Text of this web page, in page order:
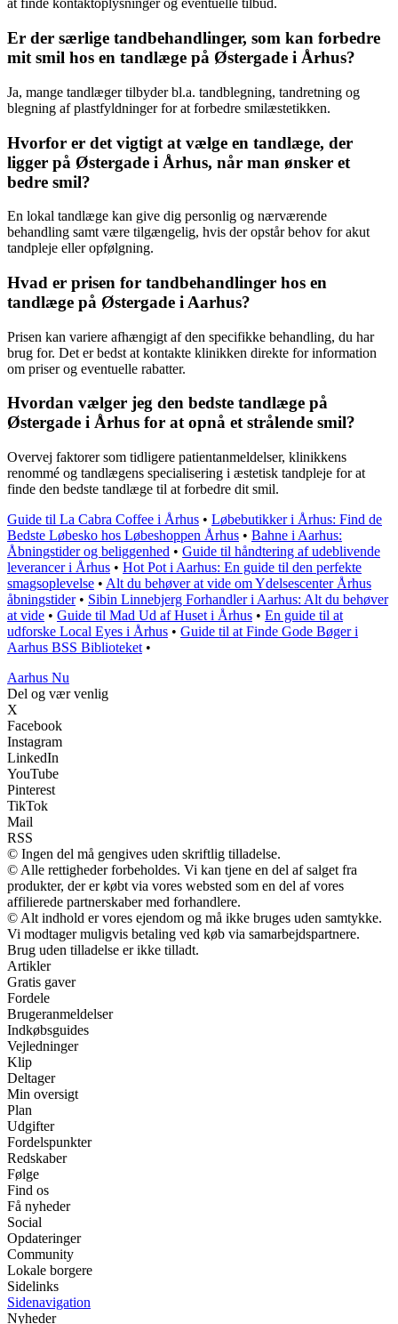
at finde kontaktoplysninger og eventuelle tilbud.
Er der særlige tandbehandlinger, som kan forbedre
mit smil hos en tandlæge på Østergade i Århus?
Ja, mange tandlæger tilbyder bl.a. tandblegning, tandretning og
blegning af plastfyldninger for at forbedre smilæstetikken.
Hvorfor er det vigtigt at vælge en tandlæge, der
ligger på Østergade i Århus, når man ønsker et
bedre smil?
En lokal tandlæge kan give dig personlig og nærværende
behandling samt være tilgængelig, hvis der opstår behov for akut
tandpleje eller opfølgning.
Hvad er prisen for tandbehandlinger hos en
tandlæge på Østergade i Aarhus?
Prisen kan variere afhængigt af den specifikke behandling, du har
brug for. Det er bedst at kontakte klinikken direkte for information
om priser og eventuelle rabatter.
Hvordan vælger jeg den bedste tandlæge på
Østergade i Århus for at opnå et strålende smil?
Overvej faktorer som tidligere patientanmeldelser, klinikkens
renommé og tandlægens specialisering i æstetisk tandpleje for at
finde den bedste tandlæge til at forbedre dit smil.
Guide til La Cabra Coffee i Århus • Løbebutikker i Århus: Find de
Bedste Løbesko hos Løbeshoppen Århus • Bahne i Aarhus:
Åbningstider og beliggenhed • Guide til håndtering af udeblivende
leverancer i Århus • Hot Pot i Aarhus: En guide til den perfekte
smagsoplevelse • Alt du behøver at vide om Ydelsescenter Århus
åbningstider• Sibin Linnebjerg Forhandler i Aarhus: Alt du behøver
at vide • Guide til Mad Ud af Huset i Århus • En guide til at
udforske Local Eyes i Århus • Guide til at Finde Gode Bøger i
Aarhus BSS Biblioteket •
Aarhus Nu
Del og vær venlig
X
Facebook
Instagram
LinkedIn
YouTube
Pinterest
TikTok
Mail
RSS
© Ingen del må gengives uden skriftlig tilladelse.
© Alle rettigheder forbeholdes. Vi kan tjene en del af salget fra
produkter, der er købt via vores websted som en del af vores
affilierede partnerskaber med forhandlere.
© Alt indhold er vores ejendom og må ikke bruges uden samtykke.
Vi modtager muligvis betaling ved køb via samarbejdspartnere.
Brug uden tilladelse er ikke tilladt.
Artikler
Gratis gaver
Fordele
Brugeranmeldelser
Indkøbsguides
Vejledninger
Klip
Deltager
Min oversigt
Plan
Udgifter
Fordelspunkter
Redskaber
Følge
Find os
Få nyheder
Social
Opdateringer
Community
Lokale borgere
Sidelinks
Sidenavigation
Nyheder